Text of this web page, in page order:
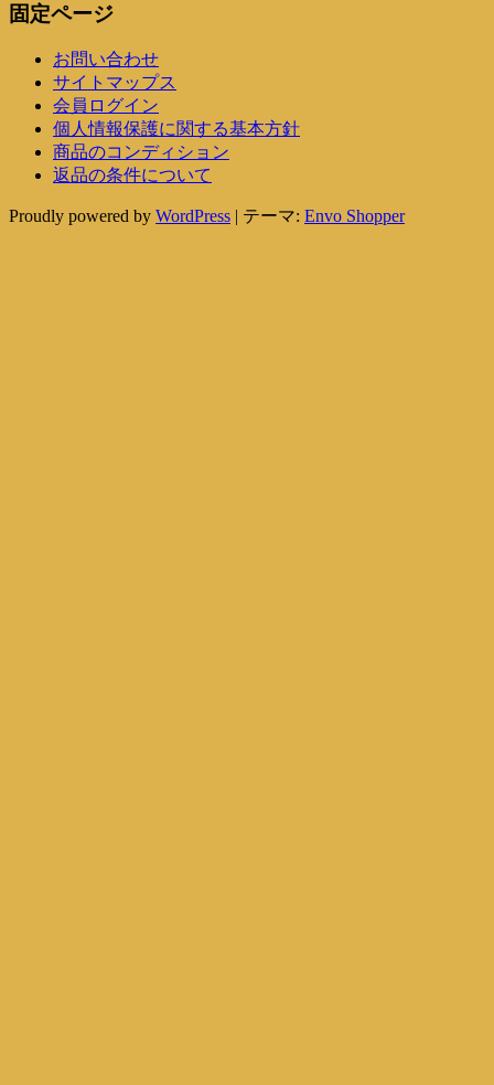
固定ページ
お問い合わせ
サイトマップス
会員ログイン
個人情報保護に関する基本方針
商品のコンディション
返品の条件について
Proudly powered by WordPress | テーマ: Envo Shopper